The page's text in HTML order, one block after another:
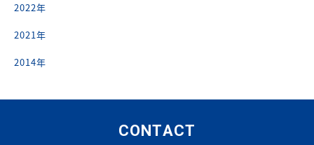
2022年
2021年
2014年
CONTACT